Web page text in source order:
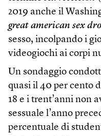
2019 anche il
great american sex
sesso, incolpando i
videogiochi ai corpi
Un sondaggio
quasi il 40 per cento
18 e i trent’anni non
sessuale l’anno
percentuale di